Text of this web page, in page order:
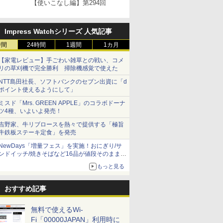
【使いこなし編】第294回
Impress Watchシリーズ 人気記事
24時間 1週間 1カ月
家電レビュー】手ごわい雑草との戦い、コメ
の草刈機で完全勝利 掃除機感覚で使えた
島田社長、ソフトバンクのセブン出資に「d
イント使えるようにして」
スド「Mrs. GREEN APPLE」のコラボドーナ
4種、いよいよ発売！
野家、牛リブロースを熱々で提供する「極旨
鉄板ステーキ定食」を発売
「増量フェス」を実施！おにぎり/サ
ドイッチ/焼きそばなど16品が値段そのままで
もっと見る
おすすめ記事
無料で使えるWi-
Fi「00000JAPAN」利用時に